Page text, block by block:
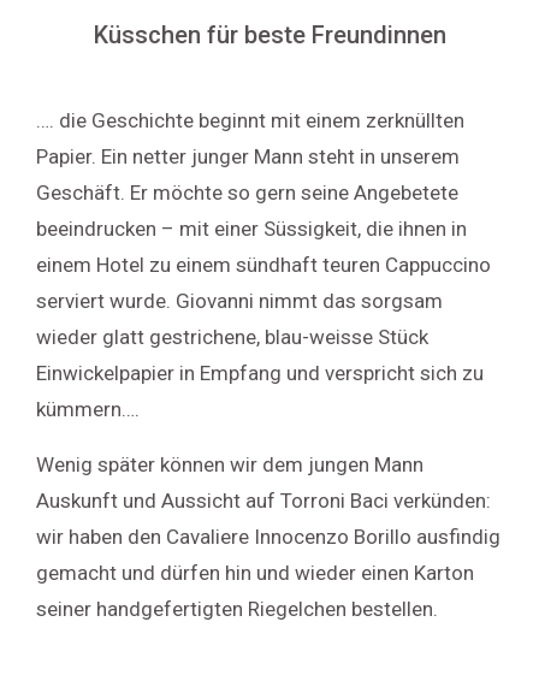
Küsschen für beste Freundinnen
…. die Geschichte beginnt mit einem zerknüllten
Papier. Ein netter junger Mann steht in unserem
Geschäft. Er möchte so gern seine Angebetete
beeindrucken – mit einer Süssigkeit, die ihnen in
einem Hotel zu einem sündhaft teuren Cappuccino
serviert wurde. Giovanni nimmt das sorgsam
wieder glatt gestrichene, blau-weisse Stück
Einwickelpapier in Empfang und verspricht sich zu
kümmern….
Wenig später können wir dem jungen Mann
Auskunft und Aussicht auf Torroni Baci verkünden:
wir haben den Cavaliere Innocenzo Borillo ausfindig
gemacht und dürfen hin und wieder einen Karton
seiner handgefertigten Riegelchen bestellen.